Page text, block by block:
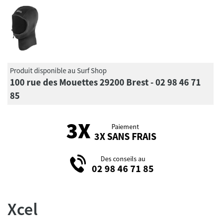
Produit disponible au Surf Shop
100 rue des Mouettes 29200 Brest - 02 98 46 71
85
Paiement
3X SANS FRAIS
Des conseils au
02 98 46 71 85
Xcel